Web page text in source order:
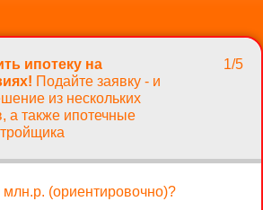
ипотеку на
Подайте заявку - и
из нескольких
а также ипотечные
1/5
(ориентировочно)?